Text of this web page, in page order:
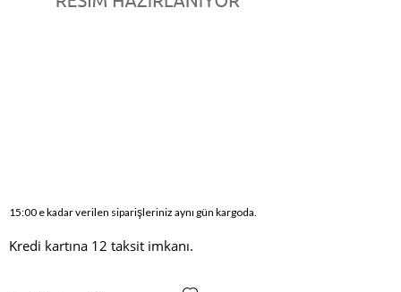
15:00 e kadar verilen siparişleriniz aynı gün kargoda.
Kredi kartına 12 taksit imkanı.